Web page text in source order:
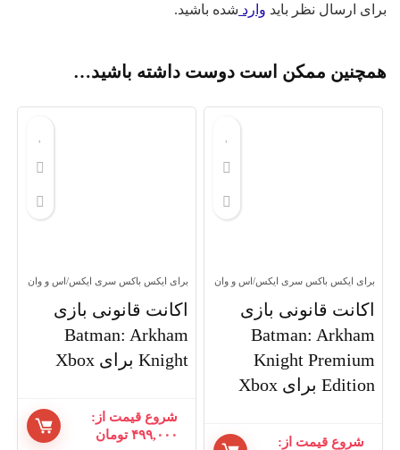
ارسال نظر باید وارد شده باشید.
ممکن است دوست داشته باشید…
برای ایکس باکس سری ایکس/اس و وان
اکانت قانونی بازی
Batman: Arkham
Knight Premium
Edition برای Xbox
شروع قیمت از:
برای ایکس باکس سری ایکس/اس و وان
اکانت قانونی بازی
Batman: Arkham
Knight برای Xbox
شروع قیمت از:
۴۹۹,۰۰۰ تومان